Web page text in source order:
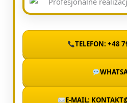
TELEFON: +48
E-MAIL: